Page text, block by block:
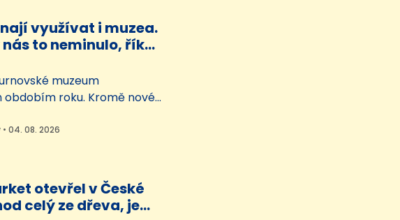
o objem pěti…
využívat i muzea.
nás to neminulo, říká
muzeum
obdobím roku. Kromě nové
řadu akcí třeba pro rodiny
muzea přizpůsobovat době,
kulturními…
04. 08. 2026
otevřel v České
celý ze dřeva, je